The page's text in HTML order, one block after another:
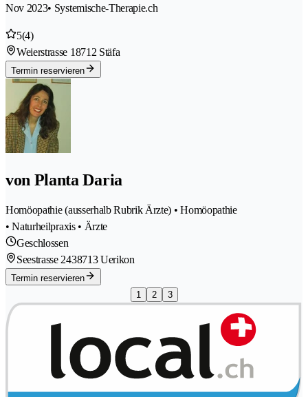
Nov 2023• Systemische-Therapie.ch
5(4)
Weierstrasse 18712 Stäfa
Termin reservieren
von Planta Daria
Homöopathie (ausserhalb Rubrik Ärzte) • Homöopathie
• Naturheilpraxis • Ärzte
Geschlossen
Seestrasse 2438713 Uerikon
Termin reservieren
1
2 3